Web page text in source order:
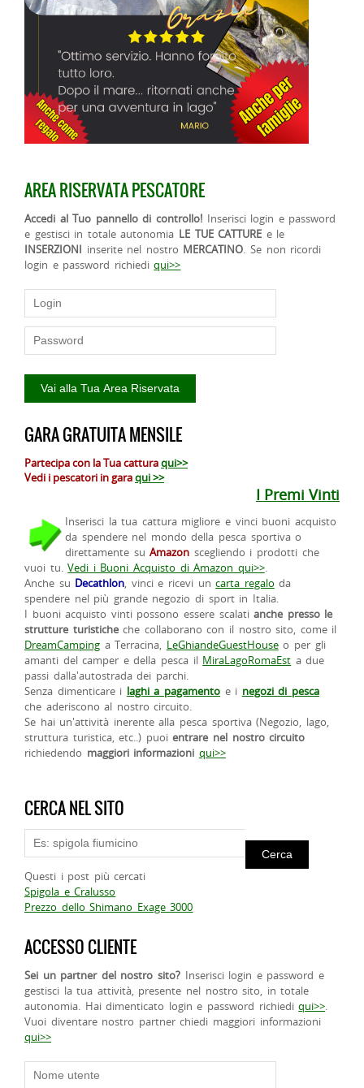
AREA RISERVATA PESCATORE
Accedi al Tuo pannello di controllo! Inserisci login e password
e gestisci in totale autonomia LE TUE CATTURE e le
INSERZIONI inserite nel nostro MERCATINO. Se non ricordi
login e password richiediqui>>
GARA GRATUITA MENSILE
Partecipa con la Tua catturaqui>>
Vedi i pescatori in garaqui >>
I Premi Vinti
Inserisci la tua cattura migliore e vinci buoni acquisto
da spendere nel mondo della pesca sportiva o
direttamente suAmazon scegliendo i prodotti che
vuoi tu.Vedi i Buoni Acquisto di Amazon qui>>.
Anche su Decathlon, vinci e ricevi uncarta regalo da
spendere nel più grande negozio di sport in Italia.
I buoni acquisto vinti possono essere scalatianche presso le
strutture turisticheche collaborano con il nostro sito, come il
DreamCamping a Terracina, LeGhiandeGuestHouseo per gli
amanti del camper e della pesca il MiraLagoRomaEst a due
passi dalla'autostrada dei parchi.
Senza dimenticare i laghi a pagamento e i negozi di pesca
che aderiscono al nostro circuito.
Se hai un'attività inerente alla pesca sportiva (Negozio, lago,
struttura turistica, etc..) puoientrare nel nostro circuito
richiedendo maggiori informazioni qui>>
CERCA NEL SITO
Questi i post più cercati
Spigola e Cralusso
Prezzo dello Shimano Exage 3000
ACCESSO CLIENTE
Sei un partner del nostro sito? Inserisci login e password e
gestisci la tua attività, presente nel nostro sito, in totale
autonomia. Hai dimenticato login e password richiediqui>>.
Vuoi diventare nostro partner chiedi maggiori informazioni
qui>>